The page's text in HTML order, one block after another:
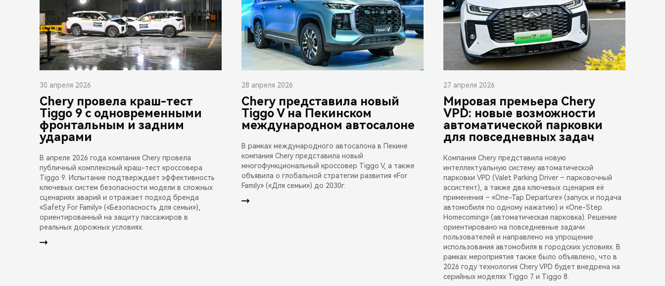
30 апреля 2026
Chery провела краш-тест
Tiggo 9 с одновременными
фронтальным и задним
ударами
В апреле 2026 года компания Chery провела
публичный комплексный краш-тест кроссовера
Tiggo 9. Испытание подтверждает эффективность
ключевых систем безопасности модели в сложных
сценариях аварий и отражает подход бренда
«Safety For Family» («Безопасность для семьи»),
ориентированный на защиту пассажиров в
реальных дорожных условиях.
28 апреля 2026
Chery представила новый
Tiggo V на Пекинском
международном автосалоне
В рамках международного автосалона в Пекине
компания Chery представила новый
многофункциональный кроссовер Tiggo V, а также
объявила о глобальной стратегии развития «For
Family» («Для семьи») до 2030г.
27 апреля 2026
Мировая премьера Chery
VPD: новые возможности
автоматической парковки
для повседневных задач
Компания Chery представила новую
интеллектуальную систему автоматической
парковки VPD (Valet Parking Driver – парковочный
ассистент), а также два ключевых сценария её
применения – «One-Tap Departure» (запуск и подача
автомобиля по одному нажатию) и «One-Step
Homecoming» (автоматическая парковка). Решение
ориентировано на повседневные задачи
пользователей и направлено на упрощение
использования автомобиля в городских условиях. В
рамках мероприятия также было объявлено, что в
2026 году технология Chery VPD будет внедрена на
серийных моделях Tiggo 7 и Tiggo 8.